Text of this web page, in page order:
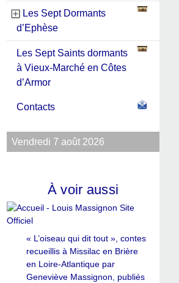
Les Sept Dormants
d’Ephèse
Les Sept Saints dormants
à Vieux-Marché en Côtes
d’Armor
Contacts
Vendredi 7 août 2026
À voir aussi
« L’oiseau qui dit tout », contes
recueillis à Missilac en Brière
en Loire-Atlantique par
Geneviève Massignon, publiés